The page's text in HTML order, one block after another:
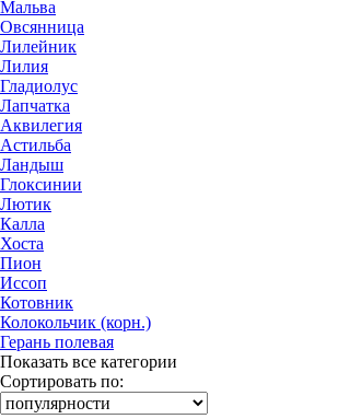
Мальва
Овсянница
Лилейник
Лилия
Гладиолус
Лапчатка
Аквилегия
Астильба
Ландыш
Глоксинии
Лютик
Калла
Хоста
Пион
Иссоп
Котовник
Колокольчик (корн.)
Герань полевая
Показать все категории
Сортировать по: